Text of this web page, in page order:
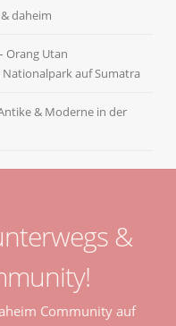
daheim
Orang Utan
auf Sumatra
& Moderne in der
&
Community auf